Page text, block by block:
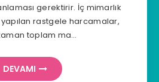
gerektirir. İç mimarlık
rastgele harcamalar,
toplam ma…
DEVAMI